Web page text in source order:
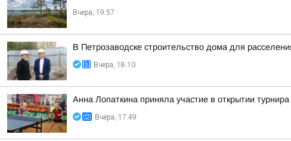
Вчера, 19:57
В Петрозаводске строительство дома для
Вчера, 18:10
Анна Лопаткина приняла участие в открытии
Вчера, 17:49